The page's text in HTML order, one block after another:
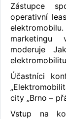
Zástupce
operativní
marketingu
moderuje
Účastníci
city „Brno –
Vstup na